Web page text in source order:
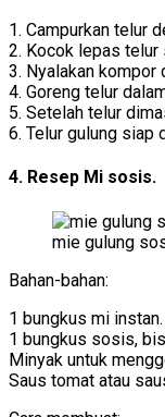
1. Campurkan telur
2. Kocok lepas telur
3. Nyalakan kompor
4. Goreng telur
5. Setelah telur
6. Telur gulung siap
4. Resep Mi sosis.
mie gulung
Bahan-bahan:
1 bungkus mi instan.
1 bungkus sosis,
Minyak untuk
Saus tomat atau